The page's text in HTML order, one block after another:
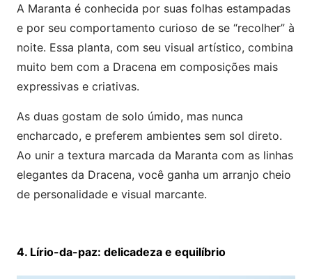
A Maranta é conhecida por suas folhas estampadas
e por seu comportamento curioso de se “recolher” à
noite. Essa planta, com seu visual artístico, combina
muito bem com a Dracena em composições mais
expressivas e criativas.
As duas gostam de solo úmido, mas nunca
encharcado, e preferem ambientes sem sol direto.
Ao unir a textura marcada da Maranta com as linhas
elegantes da Dracena, você ganha um arranjo cheio
de personalidade e visual marcante.
4. Lírio-da-paz: delicadeza e equilíbrio